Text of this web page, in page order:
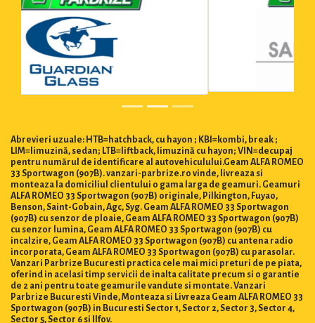
Abrevieri uzuale: HTB=hatchback, cu hayon ; KBI=kombi, break ;
LIM=limuzină, sedan; LTB=liftback, limuzină cu hayon; VIN=decupaj
pentru numărul de identificare al autovehiculului.Geam ALFA ROMEO
33 Sportwagon (907B). vanzari-parbrize.ro vinde, livreaza si
monteaza la domiciliul clientului o gama larga de geamuri. Geamuri
ALFA ROMEO 33 Sportwagon (907B) originale, Pilkington, Fuyao,
Benson, Saint-Gobain, Agc, Syg. Geam ALFA ROMEO 33 Sportwagon
(907B) cu senzor de ploaie, Geam ALFA ROMEO 33 Sportwagon (907B)
cu senzor lumina, Geam ALFA ROMEO 33 Sportwagon (907B) cu
incalzire, Geam ALFA ROMEO 33 Sportwagon (907B) cu antena radio
incorporata, Geam ALFA ROMEO 33 Sportwagon (907B) cu parasolar.
Vanzari Parbrize Bucuresti practica cele mai mici preturi de pe piata,
oferind in acelasi timp servicii de inalta calitate precum si o garantie
de 2 ani pentru toate geamurile vandute si montate. Vanzari
Parbrize Bucuresti Vinde, Monteaza si Livreaza Geam ALFA ROMEO 33
Sportwagon (907B) in Bucuresti Sector 1, Sector 2, Sector 3, Sector 4,
Sector 5, Sector 6 si Ilfov.